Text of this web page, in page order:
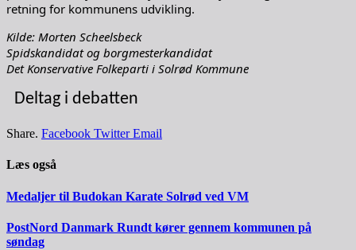
retning for kommunens udvikling.
Kilde: Morten Scheelsbeck
Spidskandidat og borgmesterkandidat
Det Konservative Folkeparti i Solrød Kommune
Deltag i debatten
Share. Facebook Twitter Email
Læs også
Medaljer til Budokan Karate Solrød ved VM
PostNord Danmark Rundt kører gennem kommunen på
søndag